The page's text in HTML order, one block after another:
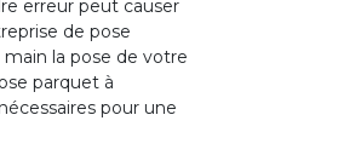
erreur peut causer
de pose
la pose de votre
parquet à
pour une